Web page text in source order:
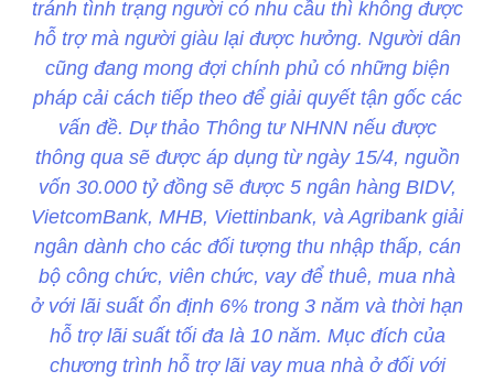
tránh tình trạng người có nhu cầu thì không được
hỗ trợ mà người giàu lại được hưởng. Người dân
cũng đang mong đợi chính phủ có những biện
pháp cải cách tiếp theo để giải quyết tận gốc các
vấn đề. Dự thảo Thông tư NHNN nếu được
thông qua sẽ được áp dụng từ ngày 15/4, nguồn
vốn 30.000 tỷ đồng sẽ được 5 ngân hàng BIDV,
VietcomBank, MHB, Viettinbank, và Agribank giải
ngân dành cho các đối tượng thu nhập thấp, cán
bộ công chức, viên chức, vay để thuê, mua nhà
ở với lãi suất ổn định 6% trong 3 năm và thời hạn
hỗ trợ lãi suất tối đa là 10 năm. Mục đích của
chương trình hỗ trợ lãi vay mua nhà ở đối với